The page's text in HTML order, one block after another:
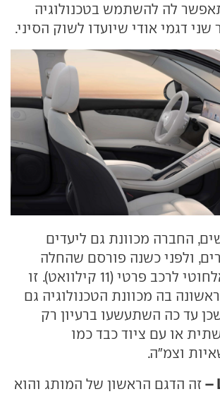
לה להשתמש בטכנולוגיה
דגמי אודי שיועדו לשוק הסיני.
החברה מכוונת גם ליעדים
ולפני כשנה פורסם שהחלה
במיזם טעינה אלחוטי לרכב פרטי (11 קילוואט). זו
בה מכוונת הטכנולוגיה גם
עד כה השתעשעו ברעיון רק
או עם ציוד כבד כמו
וצמ"ה.
זה הדגם הראשון של המותג והוא